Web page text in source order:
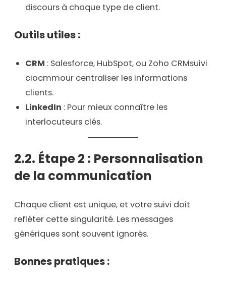
discours à chaque type de client.
Outils utiles :
CRM : Salesforce, HubSpot, ou Zoho CRMsuivi
ciocmmour centraliser les informations
clients.
LinkedIn : Pour mieux connaître les
interlocuteurs clés.
2.2. Étape 2 : Personnalisation
de la communication
Chaque client est unique, et votre suivi doit
refléter cette singularité. Les messages
génériques sont souvent ignorés.
Bonnes pratiques :